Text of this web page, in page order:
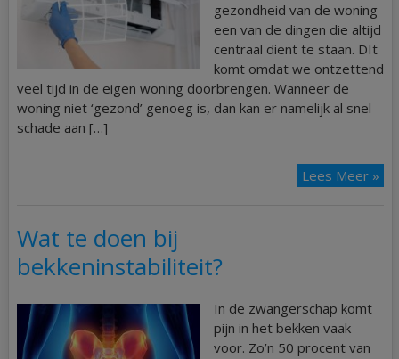
gezondheid van de woning
een van de dingen die altijd
centraal dient te staan. DIt
komt omdat we ontzettend
veel tijd in de eigen woning doorbrengen. Wanneer de
woning niet ‘gezond’ genoeg is, dan kan er namelijk al snel
schade aan […]
Lees Meer »
Wat te doen bij
bekkeninstabiliteit?
In de zwangerschap komt
pijn in het bekken vaak
voor. Zo’n 50 procent van